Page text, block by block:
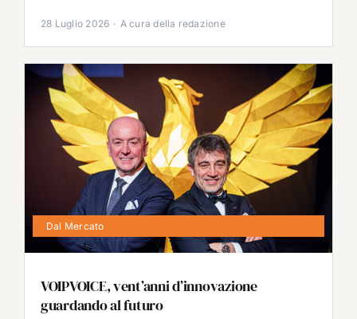
28 Luglio 2026 · A cura della redazione
Dal Mercato
VOIPVOICE, vent’anni d’innovazione
guardando al futuro